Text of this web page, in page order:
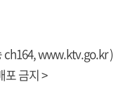
ch164,www.ktv.go.kr)
금지 >